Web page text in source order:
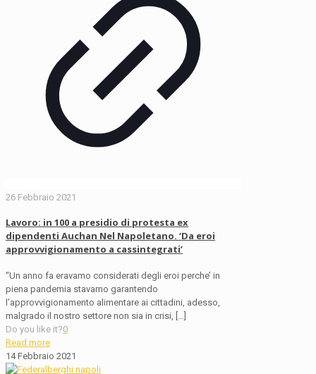
26 Febbraio 2021
Lavoro: in 100 a presidio di protesta ex
dipendenti Auchan Nel Napoletano. ‘Da eroi
approvvigionamento a cassintegrati’
“Un anno fa eravamo considerati degli eroi perche’ in
piena pandemia stavamo garantendo
l’approvvigionamento alimentare ai cittadini, adesso,
malgrado il nostro settore non sia in crisi,
Do you like it?0
Read more
14 Febbraio 2021